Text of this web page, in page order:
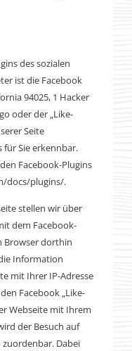
des sozialen
ist die Facebook
94025, 1 Hacker
oder der „Like-
Seite
für Sie erkennbar.
Facebook-Plugins
docs/plugins/.
stellen wir über
dem Facebook-
Browser dorthin
Information
mit Ihrer IP-Adresse
Facebook „Like-
Webseite mit Ihrem
der Besuch auf
Dabei